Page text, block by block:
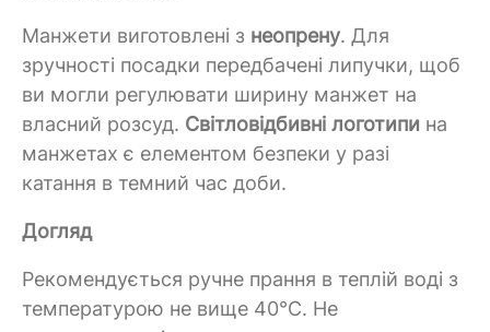
Манжети виготовлені з неопрену. Для
зручності посадки передбачені липучки, щоб
ви могли регулювати ширину манжет на
власний розсуд. Світловідбивні логотипи на
манжетах є елементом безпеки у разі
катання в темний час доби.
Догляд
Рекомендується ручне прання в теплій воді з
температурою не вище 40°C. Не